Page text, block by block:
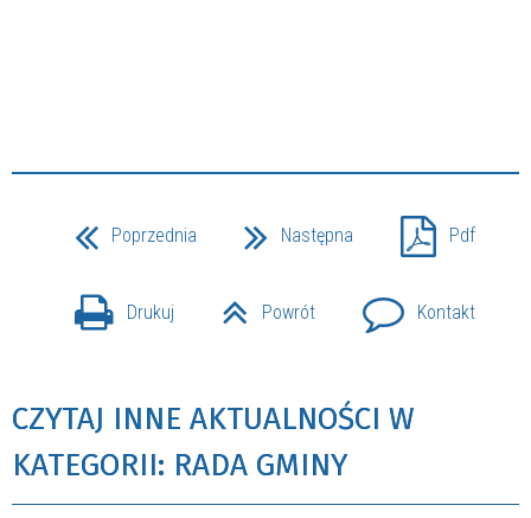
Poprzednia Następna Pdf
Drukuj Powrót Kontakt
CZYTAJ INNE AKTUALNOŚCI W
KATEGORII: RADA GMINY